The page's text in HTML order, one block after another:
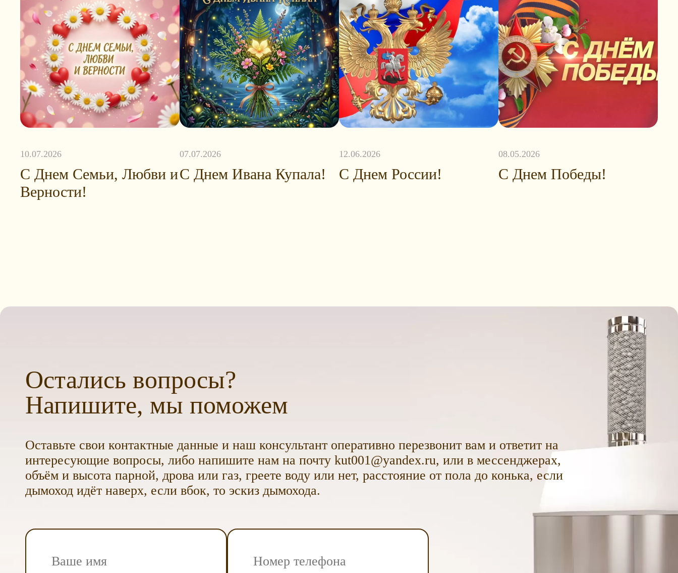
10.07.2026
С Днем Семьи, Любви и
Верности!
07.07.2026
С Днем Ивана Купала!
12.06.2026
С Днем России!
08.05.2026
С Днем Победы!
Остались вопросы?
Напишите, мы поможем
Оставьте свои контактные данные и наш консультант оперативно перезвонит вам и ответит на
интересующие вопросы, либо напишите нам на почту kut001@yandex.ru, или в мессенджерах,
объём и высота парной, дрова или газ, греете воду или нет, расстояние от пола до конька, если
дымоход идёт наверх, если вбок, то эскиз дымохода.